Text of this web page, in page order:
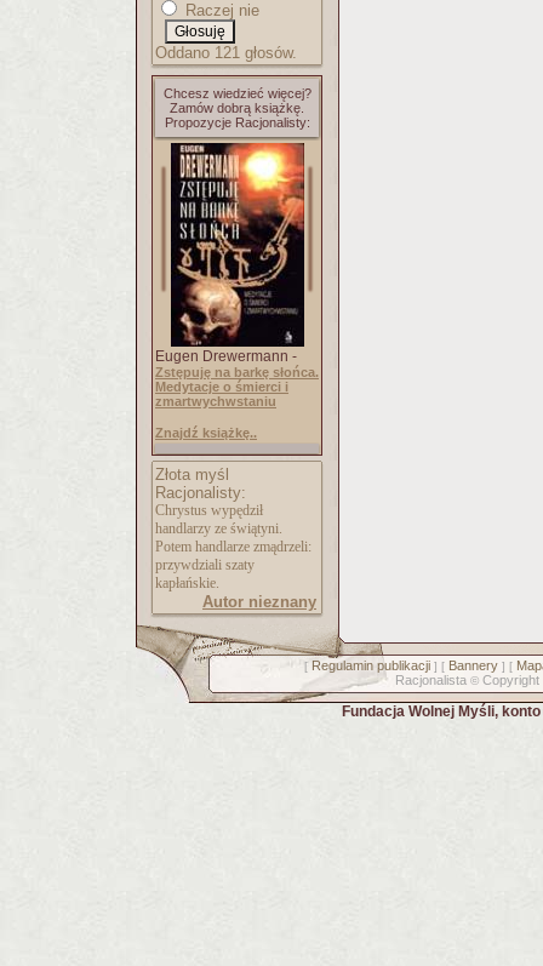
Raczej nie
Oddano 121 głosów.
Chcesz wiedzieć więcej?
Zamów dobrą książkę.
Propozycje Racjonalisty:
Eugen Drewermann -
Zstępuję na barkę słońca.
Medytacje o śmierci i
zmartwychwstaniu
Znajdź książkę..
Złota myśl
Racjonalisty:
Chrystus wypędził
handlarzy ze świątyni.
Potem handlarze zmądrzeli:
przywdziali szaty
kapłańskie.
Autor nieznany
[ Regulamin publikacji] [ Bannery] [
Racjonalista © Copyright
Fundacja Wolnej Myśli,